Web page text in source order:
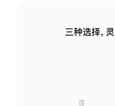
三种选择，